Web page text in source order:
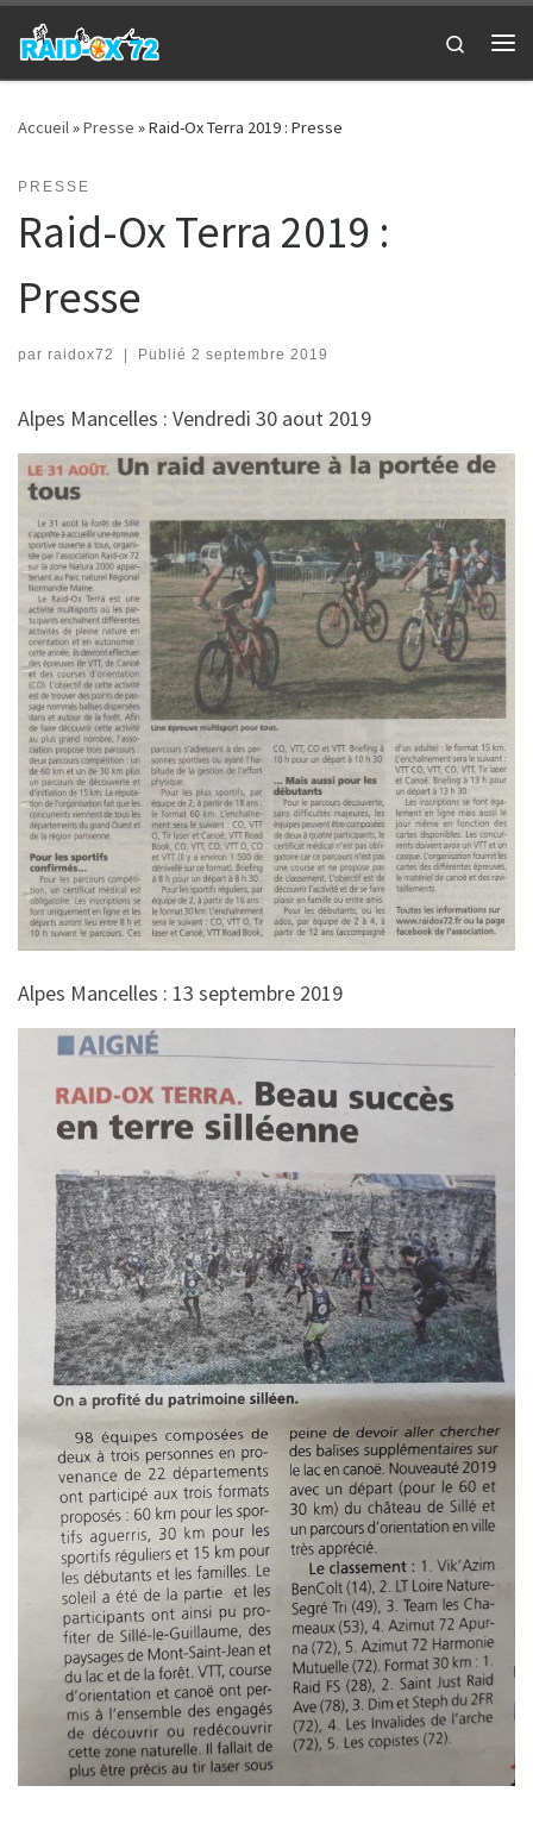
Passer au contenu
Search
Accueil»Presse »Raid-Ox Terra 2019 : Presse
PRESSE
Raid-Ox Terra 2019 :
Presse
par raidox72 | Publié 2 septembre 2019
Alpes Mancelles : Vendredi 30 aout 2019
Alpes Mancelles : 13 septembre 2019